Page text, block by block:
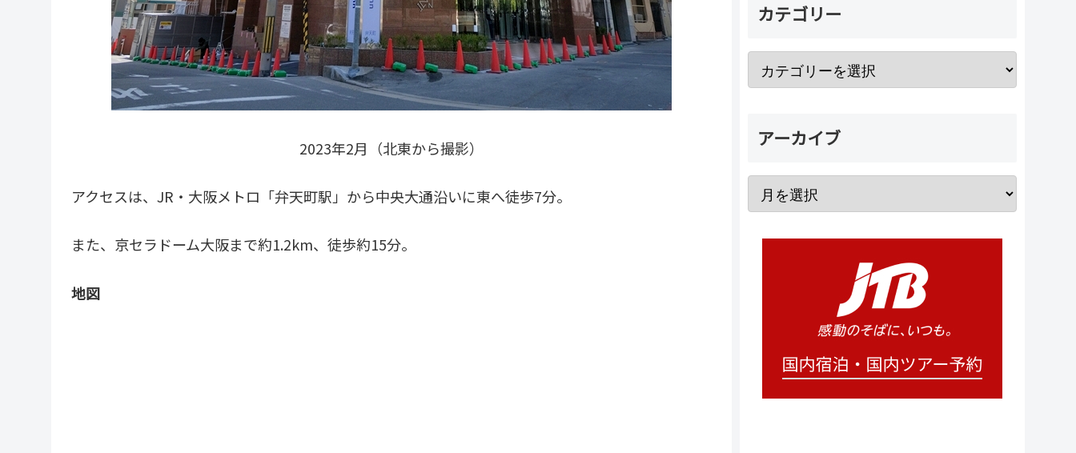
2023年2月（北東から撮影）
アクセスは、JR・大阪メトロ「弁天町駅」から中央大通沿いに東へ徒歩7分。
また、京セラドーム大阪まで約1.2km、徒歩約15分。
地図
カテゴリー
アーカイブ